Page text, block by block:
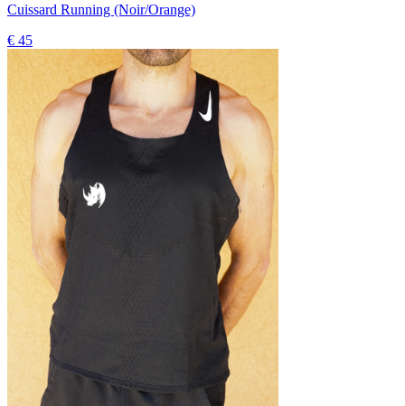
Cuissard Running (Noir/Orange)
€ 45